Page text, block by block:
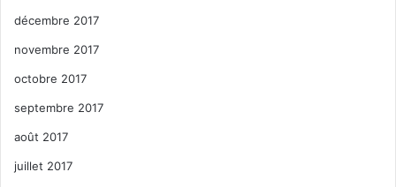
décembre 2017
novembre 2017
octobre 2017
septembre 2017
août 2017
juillet 2017